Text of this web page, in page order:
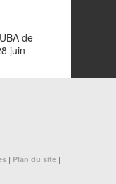
de
juin
| Plan du site|